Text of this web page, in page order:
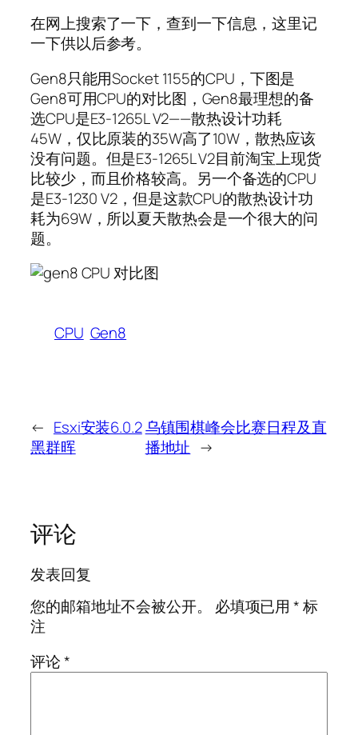
在网上搜索了一下，查到一下信息，这里记
一下供以后参考。
Gen8只能用Socket 1155的CPU，下图是
Gen8可用CPU的对比图，Gen8最理想的备
选CPU是E3-1265L V2——散热设计功耗
45W，仅比原装的35W高了10W，散热应该
没有问题。但是E3-1265L V2目前淘宝上现货
比较少，而且价格较高。另一个备选的CPU
是E3-1230 V2，但是这款CPU的散热设计功
耗为69W，所以夏天散热会是一个很大的问
题。
CPU Gen8
← Esxi安装6.0.2
黑群晖
乌镇围棋峰会比赛日程及直
播地址 →
评论
发表回复
您的邮箱地址不会被公开。
必填项已用*标
注
评论*